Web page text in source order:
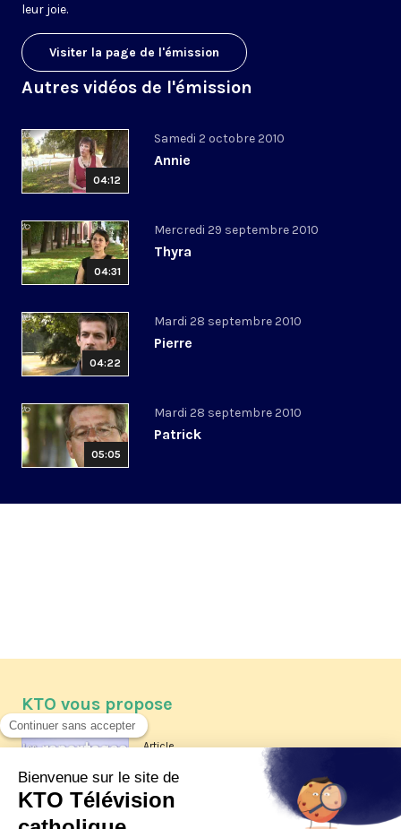
leur joie.
Visiter la page de l'émission
Autres vidéos de l'émission
04:12
Samedi 2 octobre 2010
Annie
04:31
Mercredi 29 septembre 2010
Thyra
04:22
Mardi 28 septembre 2010
Pierre
05:05
Mardi 28 septembre 2010
Patrick
KTO vous propose
Article
Les reportages d'été 2026 de KTO